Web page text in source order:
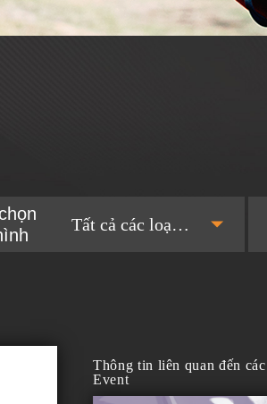
Tất cả các loại
Thông tin liên quan đến
Event